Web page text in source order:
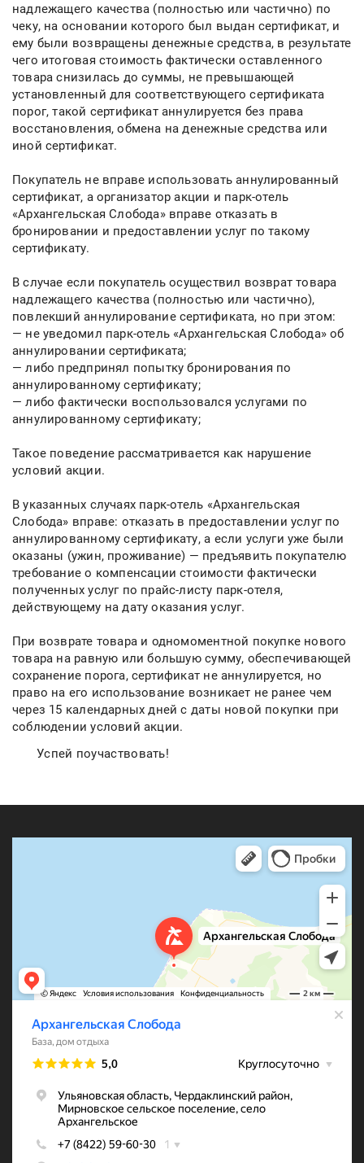
надлежащего качества (полностью или частично) по
чеку, на основании которого был выдан сертификат, и
ему были возвращены денежные средства, в результате
чего итоговая стоимость фактически оставленного
товара снизилась до суммы, не превышающей
установленный для соответствующего сертификата
порог, такой сертификат аннулируется без права
восстановления, обмена на денежные средства или
иной сертификат.
Покупатель не вправе использовать аннулированный
сертификат, а организатор акции и парк-отель
«Архангельская Слобода» вправе отказать в
бронировании и предоставлении услуг по такому
сертификату.
В случае если покупатель осуществил возврат товара
надлежащего качества (полностью или частично),
повлекший аннулирование сертификата, но при этом:
— не уведомил парк-отель «Архангельская Слобода» об
аннулировании сертификата;
— либо предпринял попытку бронирования по
аннулированному сертификату;
— либо фактически воспользовался услугами по
аннулированному сертификату;
Такое поведение рассматривается как нарушение
условий акции.
В указанных случаях парк-отель «Архангельская
Слобода» вправе: отказать в предоставлении услуг по
аннулированному сертификату, а если услуги уже были
оказаны (ужин, проживание) — предъявить покупателю
требование о компенсации стоимости фактически
полученных услуг по прайс-листу парк-отеля,
действующему на дату оказания услуг.
При возврате товара и одномоментной покупке нового
товара на равную или большую сумму, обеспечивающей
сохранение порога, сертификат не аннулируется, но
право на его использование возникает не ранее чем
через 15 календарных дней с даты новой покупки при
соблюдении условий акции.
Успей поучаствовать!